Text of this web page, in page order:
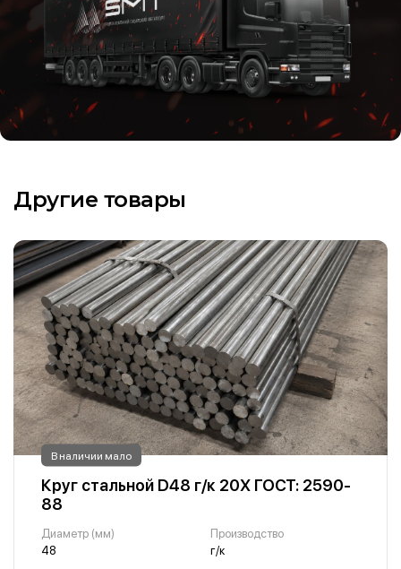
Другие товары
В наличии мало
Круг стальной D48 г/к 20Х ГОСТ: 2590-
88
Диаметр (мм)
48
Производство
г/к